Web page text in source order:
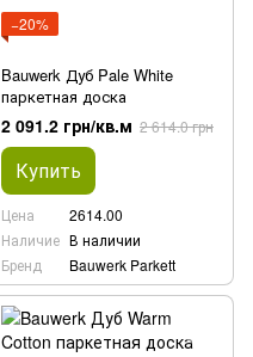
−20%
Bauwerk Дуб Pale White
паркетная доска
2 091.2 грн/кв.м 2 614.0 грн
Купить
Цена
2614.00
Наличие В наличии
Бренд
Bauwerk Parkett